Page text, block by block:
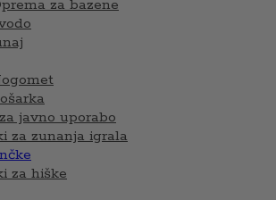
za bazene
javno uporabo
za zunanja igrala
za hiške